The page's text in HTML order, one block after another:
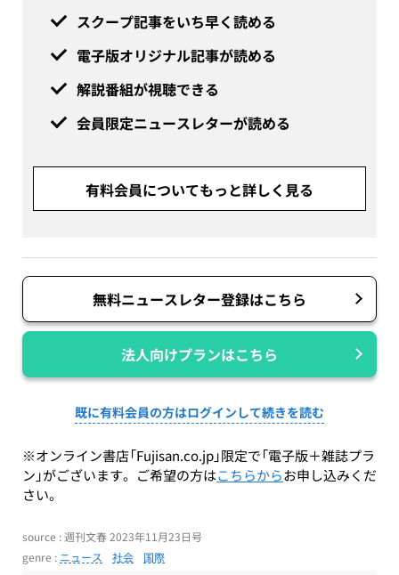
スクープ記事をいち早く読める
電子版オリジナル記事が読める
解説番組が視聴できる
会員限定ニュースレターが読める
有料会員についてもっと詳しく見る
無料ニュースレター登録はこちら
法人向けプランはこちら
既に有料会員の方はログインして続きを読む
※オンライン書店「Fujisan.co.jp」限定で「電子版＋雑誌プラ
ン」がございます。ご希望の方はこちらからお申し込みくだ
さい。
source : 週刊文春 2023年11月23日号
genre : ニュース 社会 国際